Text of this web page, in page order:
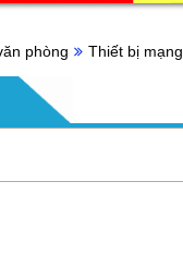
phòng Thiết bị mạng